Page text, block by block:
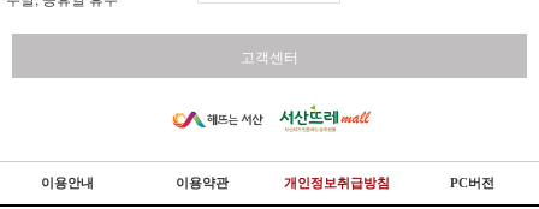
고객센터
이용안내 이용약관 개인정보취급방침 PC버전